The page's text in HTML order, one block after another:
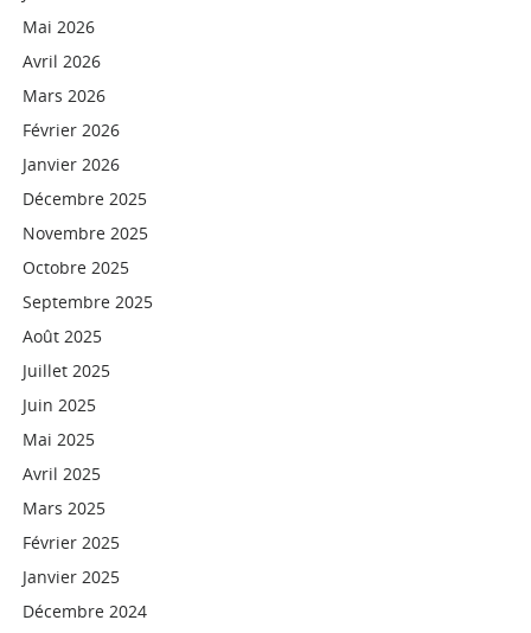
Mai 2026
Avril 2026
Mars 2026
Février 2026
Janvier 2026
Décembre 2025
Novembre 2025
Octobre 2025
Septembre 2025
Août 2025
Juillet 2025
Juin 2025
Mai 2025
Avril 2025
Mars 2025
Février 2025
Janvier 2025
Décembre 2024